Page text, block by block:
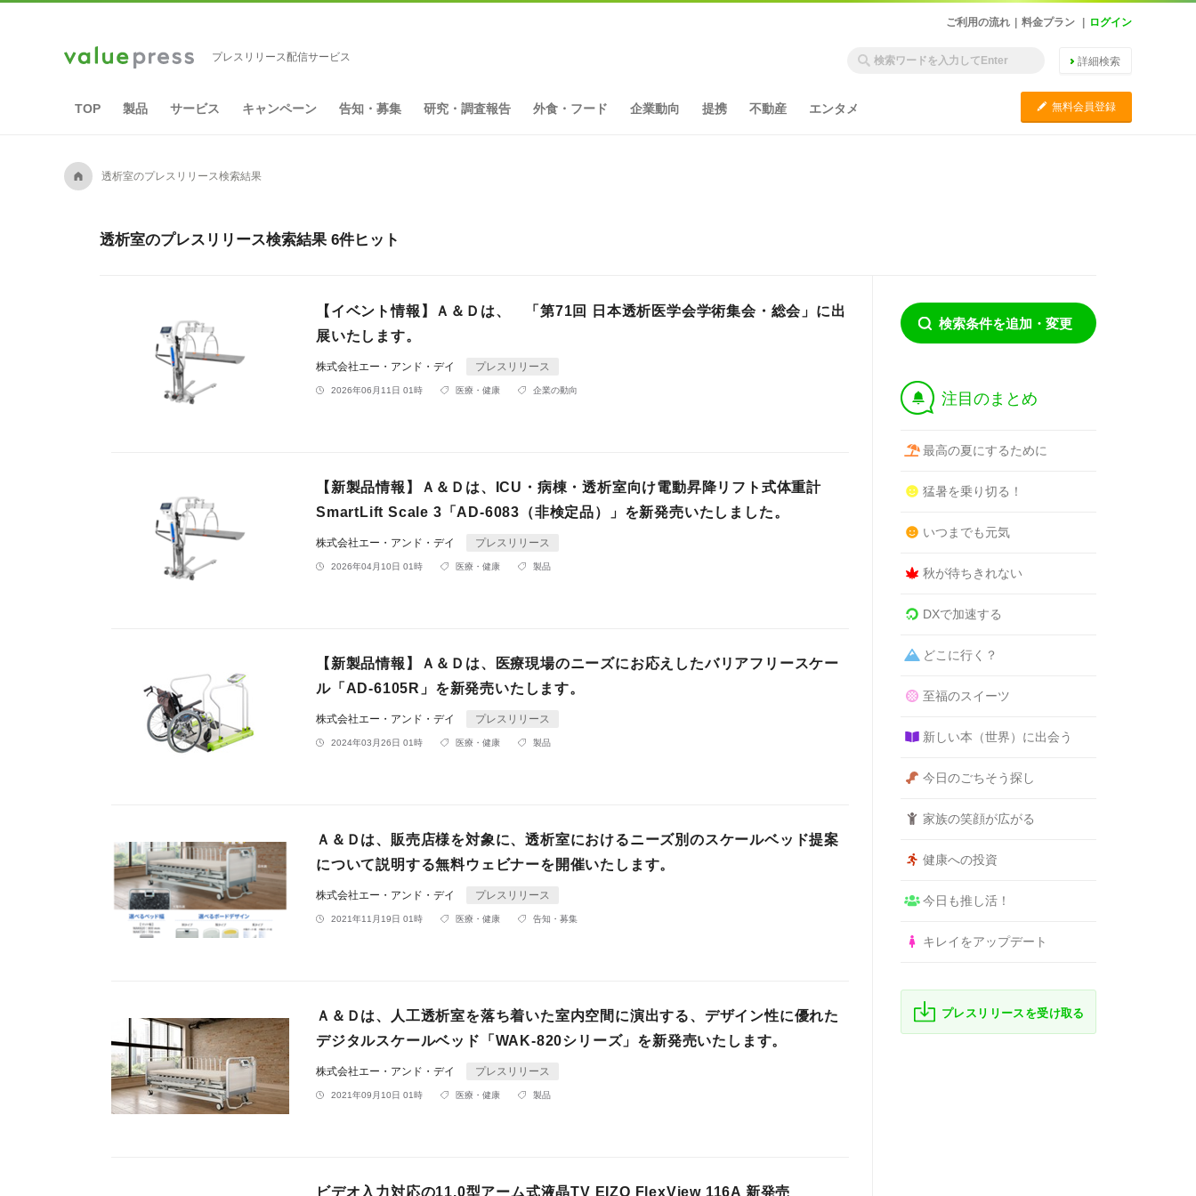
ご利用の流れ 料金プラン ログイン
プレスリリース配信サービス 詳細検索
TOP 製品 サービス キャンペーン 告知・募集 研究・調査報告 外食・フード 企業動向 提携 不動産 エンタメ C 無料会員登録
A 透析室のプレスリリース検索結果
透析室のプレスリリース検索結果 6件ヒット
【イベント情報】Ａ＆Ｄは、 「第71回 日本透析医学会学術集会・総会」に出
展いたします。
株式会社エー・アンド・デイ プレスリリース
2026年06月11日 01時 医療・健康 企業の動向
【新製品情報】Ａ＆Ｄは、ICU・病棟・透析室向け電動昇降リフト式体重計
SmartLift Scale 3「AD-6083（非検定品）」を新発売いたしました。
株式会社エー・アンド・デイ プレスリリース
2026年04月10日 01時 医療・健康 製品
【新製品情報】Ａ＆Ｄは、医療現場のニーズにお応えしたバリアフリースケー
ル「AD-6105R」を新発売いたします。
株式会社エー・アンド・デイ プレスリリース
2024年03月26日 01時 医療・健康 製品
Ａ＆Ｄは、販売店様を対象に、透析室におけるニーズ別のスケールベッド提案
について説明する無料ウェビナーを開催いたします。
株式会社エー・アンド・デイ プレスリリース
2021年11月19日 01時 医療・健康 告知・募集
Ａ＆Ｄは、人工透析室を落ち着いた室内空間に演出する、デザイン性に優れた
デジタルスケールベッド「WAK-820シリーズ」を新発売いたします。
株式会社エー・アンド・デイ プレスリリース
2021年09月10日 01時 医療・健康 製品
ビデオ入力対応の11.0型アーム式液晶TV EIZO FlexView 116A 新発売
検索条件を追加・変更
† 注目のまとめ
最高の夏にするために
猛暑を乗り切る！
いつまでも元気
秋が待ちきれない
DXで加速する
どこに行く？
至福のスイーツ
新しい本（世界）に出会う
今日のごちそう探し
家族の笑顔が広がる
健康への投資
今日も推し活！
キレイをアップデート
プレスリリースを受け取る